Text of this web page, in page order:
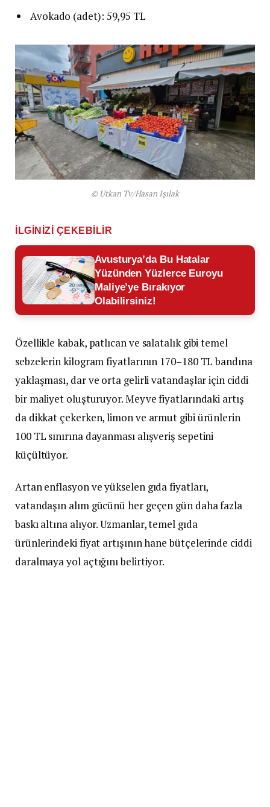
Avokado (adet): 59,95 TL
© Utkan Tv/Hasan Işılak
İLGINIZI ÇEKEBILIR
Avusturya’da Bu Hatalar
Yüzünden Yüzlerce Euroyu
Maliye’ye Bırakıyor
Olabilirsiniz!
Özellikle kabak, patlıcan ve salatalık gibi temel
sebzelerin kilogram fiyatlarının 170–180 TL bandına
yaklaşması, dar ve orta gelirli vatandaşlar için ciddi
bir maliyet oluşturuyor. Meyve fiyatlarındaki artış
da dikkat çekerken, limon ve armut gibi ürünlerin
100 TL sınırına dayanması alışveriş sepetini
küçültüyor.
Artan enflasyon ve yükselen gıda fiyatları,
vatandaşın alım gücünü her geçen gün daha fazla
baskı altına alıyor. Uzmanlar, temel gıda
ürünlerindeki fiyat artışının hane bütçelerinde ciddi
daralmaya yol açtığını belirtiyor.